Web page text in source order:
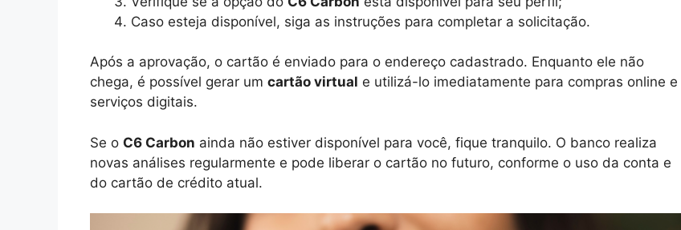
Caso esteja disponível, siga as instruções para completar a solicitação.
Após a aprovação, o cartão é enviado para o endereço cadastrado. Enquanto ele não
chega, é possível gerar um cartão virtual e utilizá-lo imediatamente para compras online e
serviços digitais.
Se o C6 Carbon ainda não estiver disponível para você, fique tranquilo. O banco realiza
novas análises regularmente e pode liberar o cartão no futuro, conforme o uso da conta e
do cartão de crédito atual.